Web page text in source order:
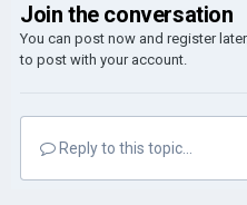
Join the conversation
You can post now and register
to post with your account.
Reply to this topic...